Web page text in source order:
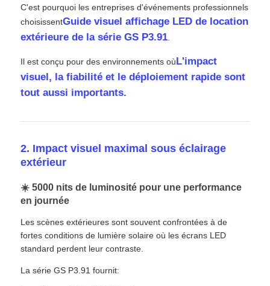
Panneau d'affichage extérieur à LED
C'est pourquoi les entreprises d'événements professionnels
choisissentGuide visuel affichage LED de location
extérieure de la série GS P3.91
Il est conçu pour des environnements oùL'impact
visuel, la fiabilité et le déploiement rapide sont
tout aussi importants.
2. Impact visuel maximal sous éclairage
extérieur
☀️ 5000 nits de luminosité pour une performance
en journée
Les scènes extérieures sont souvent confrontées à de
fortes conditions de lumière solaire où les écrans LED
standard perdent leur contraste.
La série GS P3.91 fournit: